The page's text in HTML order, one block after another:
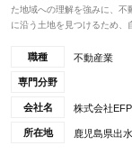
た地域への理解を強みに、不
に沿う土地を見つけるため、
職種 不動産業
専門分野
会社名 株式会社
所在地 鹿児島県出